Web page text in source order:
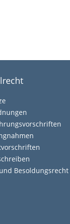
Besoldungsrecht